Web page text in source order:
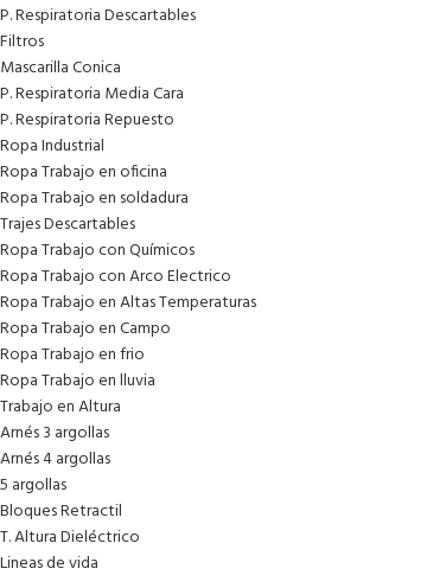
P. Respiratoria Descartables
Filtros
Mascarilla Conica
P. Respiratoria Media Cara
P. Respiratoria Repuesto
Ropa Industrial
Ropa Trabajo en oficina
Ropa Trabajo en soldadura
Trajes Descartables
Ropa Trabajo con Químicos
Ropa Trabajo con Arco Electrico
Ropa Trabajo en Altas Temperaturas
Ropa Trabajo en Campo
Ropa Trabajo en frio
Ropa Trabajo en lluvia
Trabajo en Altura
Arnés 3 argollas
Arnés 4 argollas
5 argollas
Bloques Retractil
T. Altura Dieléctrico
Lineas de vida